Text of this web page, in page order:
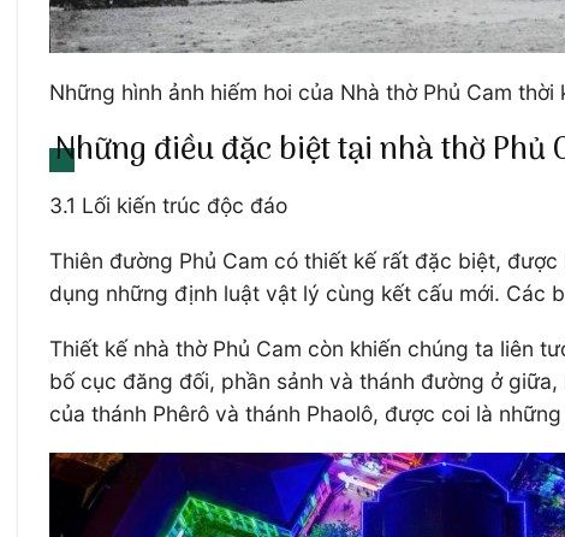
Những hình ảnh hiếm hoi của Nhà thờ Phủ Cam
Những điều đặc biệt tại nhà thờ Phủ
3.1 Lối kiến trúc độc đáo
Thiên đường Phủ Cam có thiết kế rất đặc biệt,
dụng những định luật vật lý cùng kết cấu mới. Các
Thiết kế nhà thờ Phủ Cam còn khiến chúng ta liên
bố cục đăng đối, phần sảnh và thánh đường ở
của thánh Phêrô và thánh Phaolô, được coi là